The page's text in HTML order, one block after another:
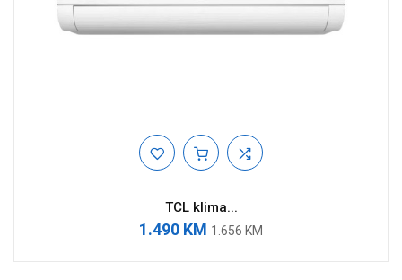
TCL klima...
1.490 KM 1.656 KM